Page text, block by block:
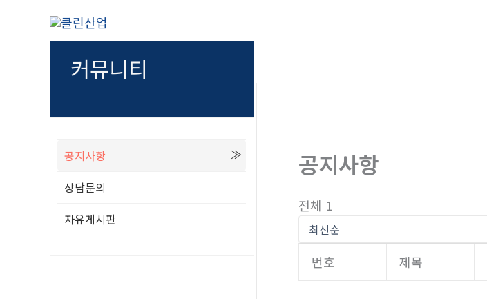
커뮤니티
공지사항
상담문의
자유게시판
공지사항
전체 1
번호 제목